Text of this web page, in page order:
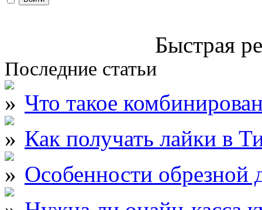
Быстрая
Последние статьи
Что такое
Как получать лайки в
Особенности обрезной